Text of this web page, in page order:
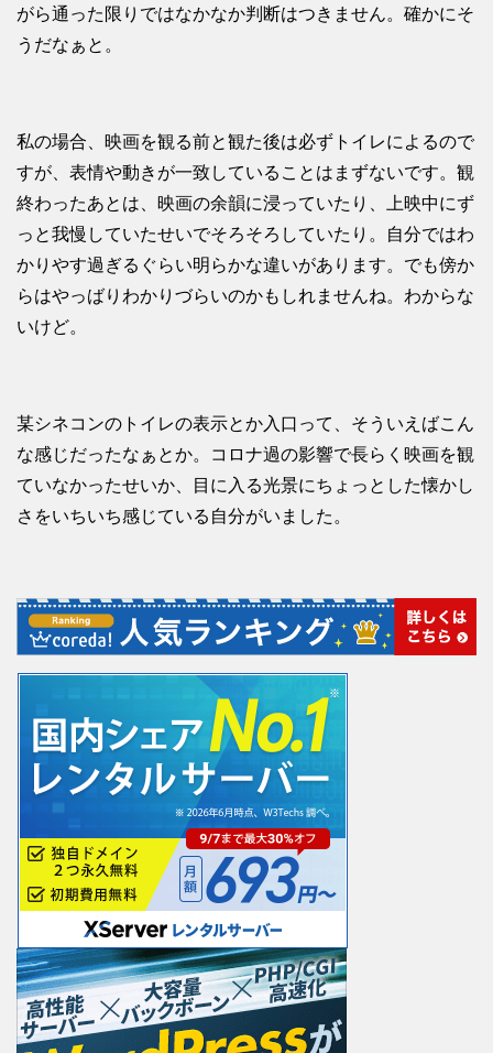
がら通った限りではなかなか判断はつきません。確かにそ
うだなぁと。
私の場合、映画を観る前と観た後は必ずトイレによるので
すが、表情や動きが一致していることはまずないです。観
終わったあとは、映画の余韻に浸っていたり、上映中にず
っと我慢していたせいでそろそろしていたり。自分ではわ
かりやす過ぎるぐらい明らかな違いがあります。でも傍か
らはやっばりわかりづらいのかもしれませんね。わからな
いけど。
某シネコンのトイレの表示とか入口って、そういえばこん
な感じだったなぁとか。コロナ過の影響で長らく映画を観
ていなかったせいか、目に入る光景にちょっとした懐かし
さをいちいち感じている自分がいました。